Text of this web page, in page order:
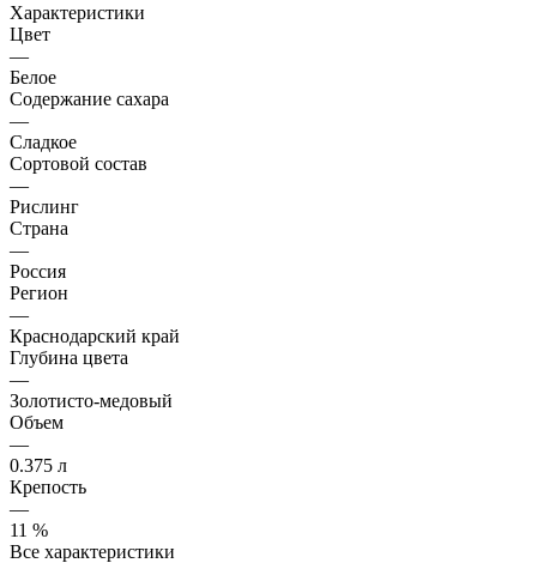
Характеристики
Цвет
—
Белое
Содержание сахара
—
Сладкое
Сортовой состав
—
Рислинг
Страна
—
Россия
Регион
—
Краснодарский край
Глубина цвета
—
Золотисто-медовый
Объем
—
0.375 л
Крепость
—
11 %
Все характеристики